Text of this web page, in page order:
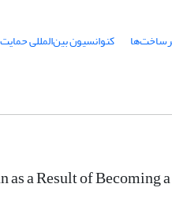
کنوانسیون بین‌المللی
a Result of Becoming